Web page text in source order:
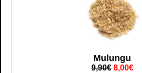
Mulungu
9,90€ 8,00€